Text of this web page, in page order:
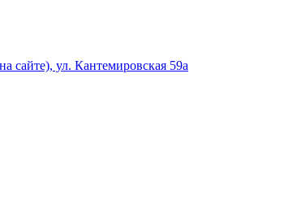
сайте), ул. Кантемировская 59а